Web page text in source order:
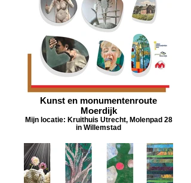
Kunst en monumentenroute
Moerdijk
Mijn locatie: Kruithuis Utrecht, Molenpad 28
in Willemstad